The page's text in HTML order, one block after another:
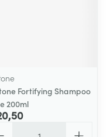
Fortifying Shampoo
200ml